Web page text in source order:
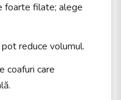
foarte filate; alege
reduce volumul.
coafuri care